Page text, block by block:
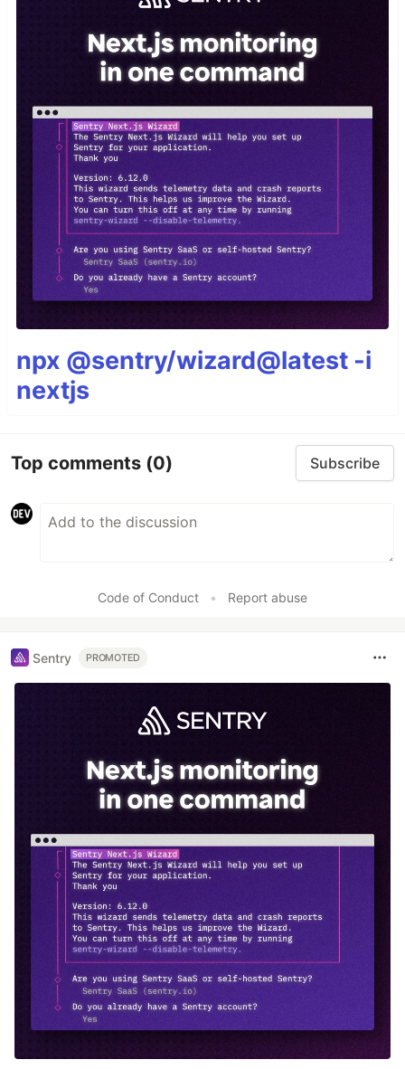
npx @sentry/wizard@latest -i
nextjs
Top comments (0) Subscribe
Code of Conduct • Report abuse
Sentry PROMOTED